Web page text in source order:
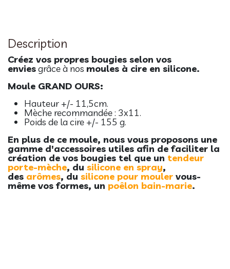
Description
Créez vos propres bougies selon vos
enviesgrâce à nos moules à cire en silicone.
Moule GRAND OURS:
Hauteur +/- 11,5cm.
Mèche recommandée : 3x11.
Poids de la cire +/- 155 g.
En plus de ce moule, nous vous proposons une
gamme d'accessoires utiles afin de faciliter la
création de vos bougies tel que un tendeur
porte-mèche, du silicone en spray,
des arômes, du silicone pour mouler vous-
même vos formes, un poêlon bain-marie.